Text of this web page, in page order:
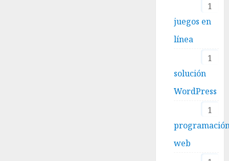
1
juegos en
línea
1
solución
WordPress
1
web